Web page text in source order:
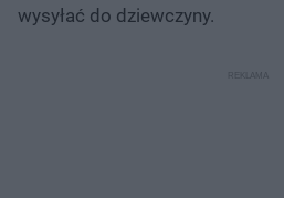
wysyłać do dziewczyny.